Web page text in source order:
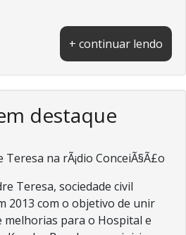
+ continuar lendo
destaque
na rÃ¡dio ConceiÃ§Ã£o
Teresa, sociedade civil
2013 com o objetivo de unir
melhorias para o Hospital e